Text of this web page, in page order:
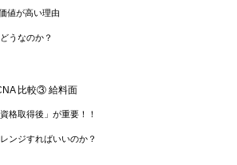
値が高い理由
うなのか？
比較③ 給料面
格取得後」が重要！！
ンジすればいいのか？